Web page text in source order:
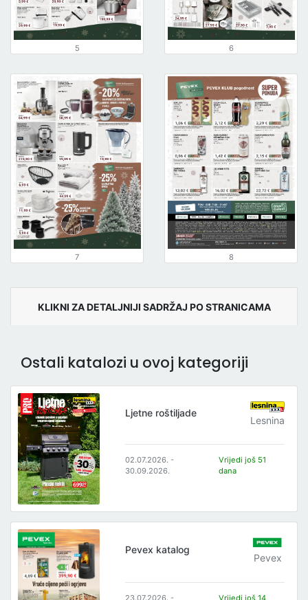
5 6
7 8
KLIKNI ZA DETALJNIJI SADRŽAJ PO STRANICAMA
Ostali katalozi u ovoj kategoriji
Ljetne roštiljade
Lesnina
02.07.2026. -
30.09.2026.
Vrijedi još 51
dana
Pevex katalog
Pevex
23.07.2026. -
Vrijedi još 14